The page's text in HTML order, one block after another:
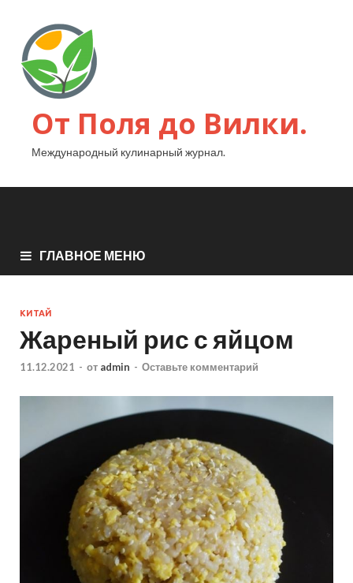
От Поля до Вилки.
Международный кулинарный журнал.
ГЛАВНОЕ МЕНЮ
КИТАЙ
Жареный рис с яйцом
11.12.2021 - от admin - Оставьте комментарий